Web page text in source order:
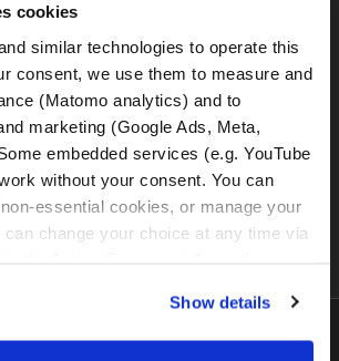
cookies
similar technologies to operate this
consent, we use them to measure and
(Matomo analytics) and to
marketing (Google Ads, Meta,
embedded services (e.g. YouTube
without your consent. You can
essential cookies, or manage your
can change your choice at any time via
Show details
BMW R1300GS (DSA)
BMW R1300GS (DSA + ASA)